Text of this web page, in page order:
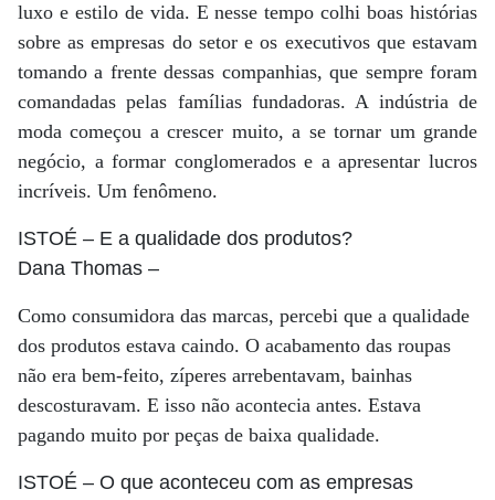
luxo e estilo de vida. E nesse tempo colhi boas histórias
sobre as empresas do setor e os executivos que estavam
tomando a frente dessas companhias, que sempre foram
comandadas pelas famílias fundadoras. A indústria de
moda começou a crescer muito, a se tornar um grande
negócio, a formar conglomerados e a apresentar lucros
incríveis. Um fenômeno.
ISTOÉ – E a qualidade dos produtos?
Dana Thomas –
Como consumidora das marcas, percebi que a qualidade
dos produtos estava caindo. O acabamento das roupas
não era bem-feito, zíperes arrebentavam, bainhas
descosturavam. E isso não acontecia antes. Estava
pagando muito por peças de baixa qualidade.
ISTOÉ – O que aconteceu com as empresas